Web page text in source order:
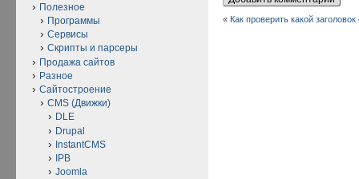
« Как проверить какой
Полезное
Программы
Сервисы
Скрипты и парсеры
Продажа сайтов
Разное
Сайтостроение
CMS (Движки)
DLE
Drupal
InstantCMS
IPB
Joomla